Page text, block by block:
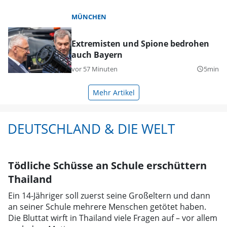
MÜNCHEN
Extremisten und Spione bedrohen
auch Bayern
vor 57 Minuten query_builder5min
Mehr Artikel
DEUTSCHLAND & DIE WELT
Tödliche Schüsse an Schule erschüttern
Thailand
Ein 14-Jähriger soll zuerst seine Großeltern und dann
an seiner Schule mehrere Menschen getötet haben.
Die Bluttat wirft in Thailand viele Fragen auf – vor allem